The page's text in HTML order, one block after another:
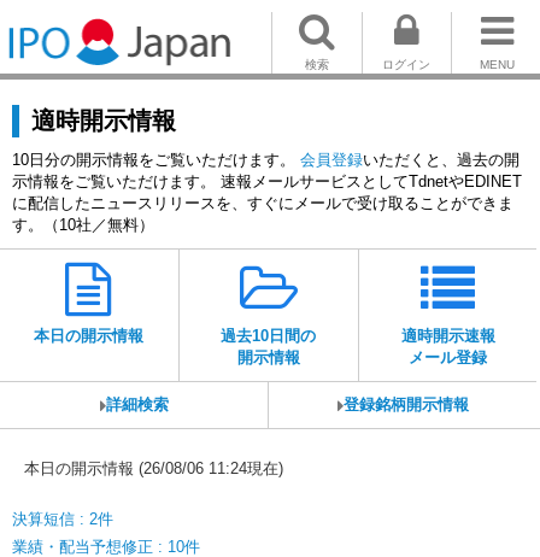
MENU
ログイン
検索
適時開示情報
10日分の開示情報をご覧いただけます。 会員登録いただくと、過去の開
示情報をご覧いただけます。 速報メールサービスとしてTdnetやEDINET
に配信したニュースリリースを、すぐにメールで受け取ることができま
す。（10社／無料）
本日の開示情報
過去10日間の
開示情報
適時開示速報
メール登録
詳細検索 登録銘柄開示情報
本日の開示情報 (26/08/06 11:24現在)
決算短信 : 2件
業績・配当予想修正 : 10件